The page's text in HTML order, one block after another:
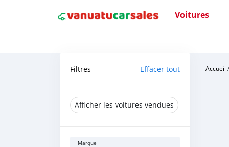
Voitures
Filtres Effacer tout
Afficher les voitures vendues
Marque
Accueil